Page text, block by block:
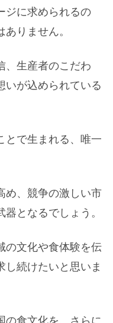
ジに求められるの
りません。
、生産者のこだわ
いが込められている
とで生まれる、唯一
め、競争の激しい市
となるでしょう。
の文化や食体験を伝
し続けたいと思いま